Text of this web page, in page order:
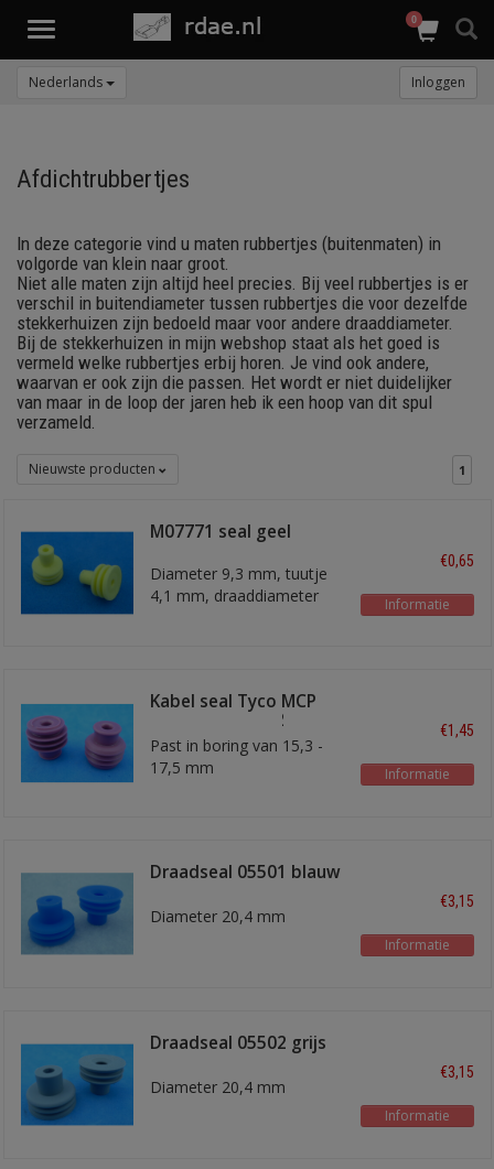
Toggle
0
Nederlands Inloggen
Afdichtrubbertjes
In deze categorie vind u maten rubbertjes (buitenmaten) in
volgorde van klein naar groot.
Niet alle maten zijn altijd heel precies. Bij veel rubbertjes is er
verschil in buitendiameter tussen rubbertjes die voor dezelfde
stekkerhuizen zijn bedoeld maar voor andere draaddiameter.
Bij de stekkerhuizen in mijn webshop staat als het goed is
vermeld welke rubbertjes erbij horen. Je vind ook andere,
waarvan er ook zijn die passen. Het wordt er niet duidelijker
van maar in de loop der jaren heb ik een hoop van dit spul
verzameld.
Nieuwste producten 1
M07771 seal geel
Diameter 9,3 mm, tuutje
4,1 mm, draaddiameter
€0,65
Informatie
Kabel seal Tyco MCP
9.5 paars 6 mm2
Past in boring van 15,3 -
17,5 mm
€1,45
Informatie
Draadseal 05501 blauw
Diameter 20,4 mm
€3,15
Informatie
Draadseal 05502 grijs
Diameter 20,4 mm
€3,15
Informatie